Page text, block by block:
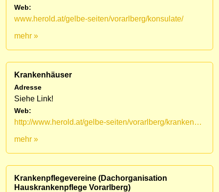
Web:
www.herold.at/gelbe-seiten/vorarlberg/konsulate/
mehr »
Krankenhäuser
Adresse
Siehe Link!
Web:
http://www.herold.at/gelbe-seiten/vorarlberg/krankenh%C3%A4user-u-kliniken/
mehr »
Krankenpflegevereine (Dachorganisation
Hauskrankenpflege Vorarlberg)